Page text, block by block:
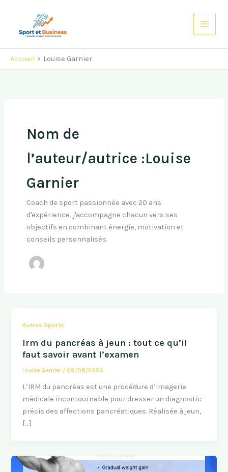
contenu
Accueil Louise Garnier
Nom de
l’auteur/autrice :Louise
Garnier
Coach de sport passionnée avec 20 ans
d'expérience, j'accompagne chacun vers ses
objectifs en combinant énergie, motivation et
conseils personnalisés.
Autres Sports
Irm du pancréas à jeun : tout ce qu’il
faut savoir avant l’examen
Louise Garnier /09/08/2026
L’IRM du pancréas est une procédure d’imagerie
médicale incontournable pour dresser un diagnostic
précis des affections pancréatiques. Réalisée à jeun,
[…]